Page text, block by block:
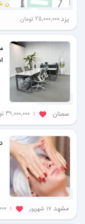
نردبان
یزد 25,000,000 تومان
سمنان 1 39,000,000 تومان
4 ماه پیش
مشهد ۱۷ شهریور 1